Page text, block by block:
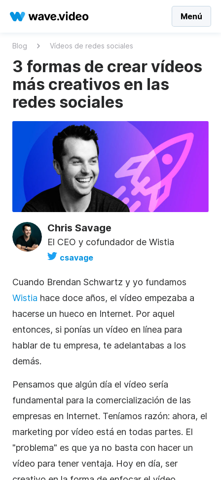
Menú
Blog Vídeos de redes sociales
3 formas de crear vídeos
más creativos en las
redes sociales
Chris Savage
El CEO y cofundador de Wistia
csavage
Cuando Brendan Schwartz y yo fundamos
Wistia hace doce años, el vídeo empezaba a
hacerse un hueco en Internet. Por aquel
entonces, si ponías un vídeo en línea para
hablar de tu empresa, te adelantabas a los
demás.
Pensamos que algún día el vídeo sería
fundamental para la comercialización de las
empresas en Internet. Teníamos razón: ahora, el
marketing por vídeo está en todas partes. El
"problema" es que ya no basta con hacer un
vídeo para tener ventaja. Hoy en día, ser